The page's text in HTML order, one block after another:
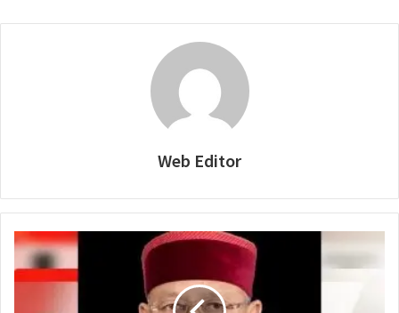
Web Editor